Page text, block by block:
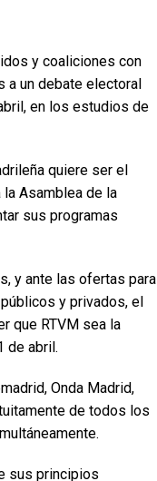
y coaliciones con
a un debate electoral
en los estudios de
quiere ser el
Asamblea de la
sus programas
y ante las ofertas para
y privados, el
que RTVM sea la
de abril.
Onda Madrid,
de todos los
sus principios